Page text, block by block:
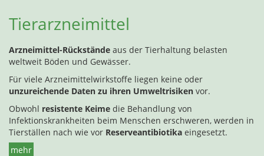
Tierarzneimittel
Arzneimittel-Rückstände aus der Tierhaltung belasten
weltweit Böden und Gewässer.
Für viele Arzneimittelwirkstoffe liegen keine oder
unzureichende Daten zu ihren Umweltrisiken vor.
Obwohl resistente Keime die Behandlung von
Infektionskrankheiten beim Menschen erschweren, werden in
Tierställen nach wie vor Reserveantibiotika eingesetzt.
mehr